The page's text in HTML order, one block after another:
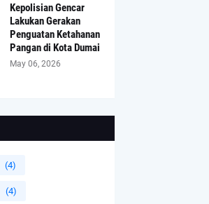
Kepolisian Gencar
Lakukan Gerakan
Penguatan Ketahanan
Pangan di Kota Dumai
May 06, 2026
(4)
(4)